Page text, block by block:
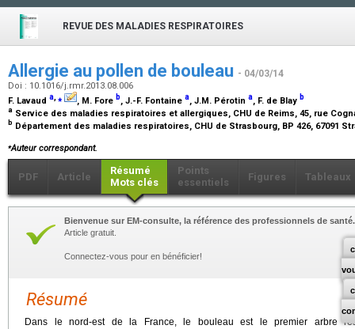
REVUE DES MALADIES RESPIRATOIRES
Allergie au pollen de bouleau - 04/03/14
Doi : 10.1016/j.rmr.2013.08.006
F. Lavaud a,⁎ , M. Fore b, J.-F. Fontaine a, J.M. Pérotin a, F. de Blay b
a Service des maladies respiratoires et allergiques, CHU de Reims, 45, rue
b Département des maladies respiratoires, CHU de Strasbourg, BP 426, 67091
⁎Auteur correspondant.
PDF Article
Résumé
Mots clés
Points
essentiels
Figures Tableaux
Bienvenue sur EM-consulte, la référence des professionnels de santé.
Article gratuit.
Connectez-vous pour en bénéficier!
Résumé
Dans le nord-est de la France, le bouleau est le premier arbre